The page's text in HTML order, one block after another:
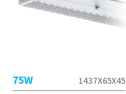
1437X65X45
75W